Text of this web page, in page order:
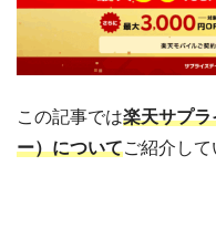
この記事では楽天サプ
ー）についてご紹介して